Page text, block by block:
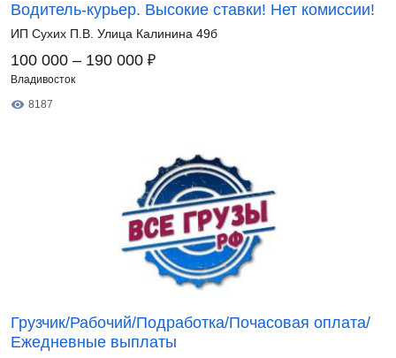
Водитель-курьер. Высокие ставки! Нет комиссии!
ИП Сухих П.В. Улица Калинина 49б
100 000 – 190 000 ₽
Владивосток
8187
Грузчик/Рабочий/Подработка/Почасовая оплата/
Ежедневные выплаты